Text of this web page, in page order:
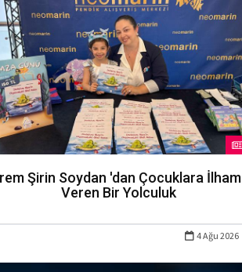
Şirin Soydan 'dan Çocuklara İlham
Veren Bir Yolculuk
4 Ağu 2026